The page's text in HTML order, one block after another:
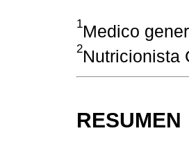
1Medico
2Nutricionista
RESUMEN